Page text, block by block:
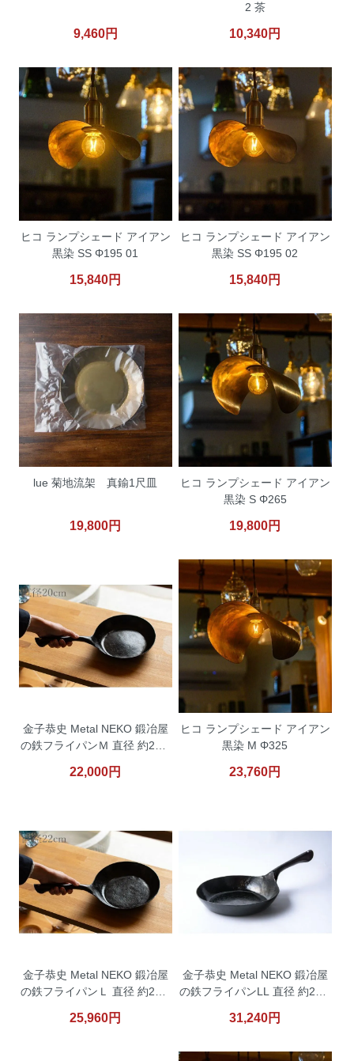
9,460円
2 茶
10,340円
ヒコ ランプシェード アイアン
黒染 SS Φ195 01
15,840円
ヒコ ランプシェード アイアン
黒染 SS Φ195 02
15,840円
lue 菊地流架 真鍮1尺皿
19,800円
ヒコ ランプシェード アイアン
黒染 S Φ265
19,800円
金子恭史 Metal NEKO 鍛冶屋
の鉄フライパンＭ 直径 約20.5
22,000円
ヒコ ランプシェード アイアン
黒染 M Φ325
23,760円
金子恭史 Metal NEKO 鍛冶屋
の鉄フライパンＬ 直径 約22.5
25,960円
金子恭史 Metal NEKO 鍛冶屋
の鉄フライパンLL 直径 約24.5
31,240円